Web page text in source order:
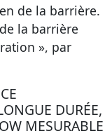
de la barrière.
la barrière
», par
DURÉE,
MESURABLE